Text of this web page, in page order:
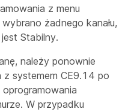
z menu
żadnego kanału,
Stabilny.
należy ponownie
z systemem CE9.14 po
oprogramowania
W przypadku